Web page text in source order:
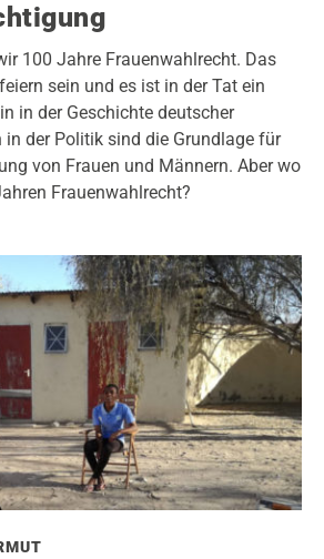
100 Jahre Frauenwahlrecht. Das
sein und es ist in der Tat ein
in der Geschichte deutscher
in der Politik sind die Grundlage für
von Frauen und Männern. Aber wo
Frauenwahlrecht?